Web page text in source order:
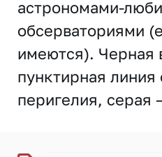
астрономами-
обсерваториями
имеются). Черная
пунктирная
перигелия, серая